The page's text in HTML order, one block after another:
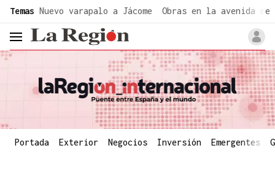
Temas Nuevo varapalo a Jácome Obras en la avenida de
header.menu.open
Portada Exterior Negocios Inversión Emergentes